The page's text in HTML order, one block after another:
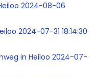
2024-08-06
2024-07-31 18:14:30
in Heiloo 2024-07-